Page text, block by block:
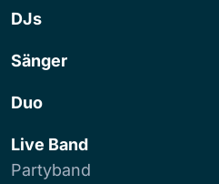
DJs
Sänger
Duo
Live Band
Partyband